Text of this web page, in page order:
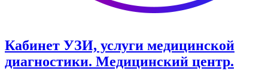
Кабинет УЗИ, услуги медицинской
диагностики. Медицинский центр.